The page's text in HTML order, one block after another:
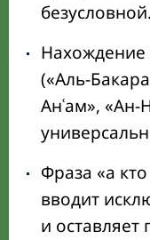
безусловной.
Нахождение
(«Аль-
Анʿам», «Ан-
Фраза «а
вводит
и оставляет